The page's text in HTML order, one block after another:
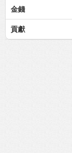
金錢
貢獻